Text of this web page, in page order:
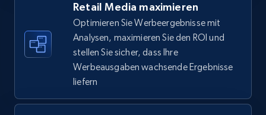
URL, Final price, Sku, Currency, Gtin,
Specifications, Image urls, Top reviews, and
more.
875+ Jetzt anfangen
Retail Media maximieren
Optimieren Sie Werbeergebnisse mit
Analysen, maximieren Sie den ROI und
stellen Sie sicher, dass Ihre
Werbeausgaben wachsende Ergebnisse
liefern